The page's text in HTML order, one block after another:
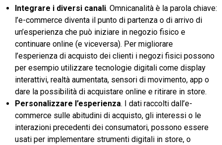
Integrare i diversi canali. Omnicanalità è la parola chiave:
l’e-commerce diventa il punto di partenza o di arrivo di
un’esperienza che può iniziare in negozio fisico e
continuare online (e viceversa). Per migliorare
l’esperienza di acquisto dei clienti i negozi fisici possono
per esempio utilizzare tecnologie digitali come display
interattivi, realtà aumentata, sensori di movimento, app o
dare la possibilità di acquistare online e ritirare in store.
Personalizzare l’esperienza. I dati raccolti dall’e-
commerce sulle abitudini di acquisto, gli interessi o le
interazioni precedenti dei consumatori, possono essere
usati per implementare strumenti digitali in store, o